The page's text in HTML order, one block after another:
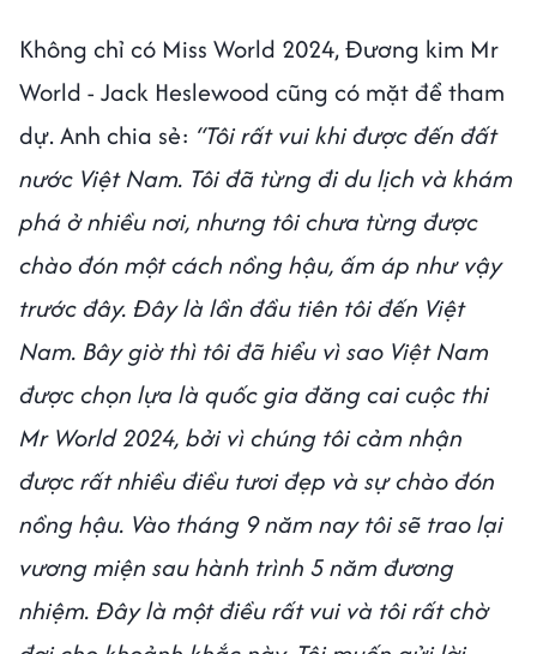
Không chỉ có Miss World 2024, Đương kim Mr
World - Jack Heslewood cũng có mặt để tham
dự. Anh chia sẻ: “Tôi rất vui khi được đến đất
nước Việt Nam. Tôi đã từng đi du lịch và khám
phá ở nhiều nơi, nhưng tôi chưa từng được
chào đón một cách nồng hậu, ấm áp như vậy
trước đây. Đây là lần đầu tiên tôi đến Việt
Nam. Bây giờ thì tôi đã hiểu vì sao Việt Nam
được chọn lựa là quốc gia đăng cai cuộc thi
Mr World 2024, bởi vì chúng tôi cảm nhận
được rất nhiều điều tươi đẹp và sự chào đón
nồng hậu. Vào tháng 9 năm nay tôi sẽ trao lại
vương miện sau hành trình 5 năm đương
nhiệm. Đây là một điều rất vui và tôi rất chờ